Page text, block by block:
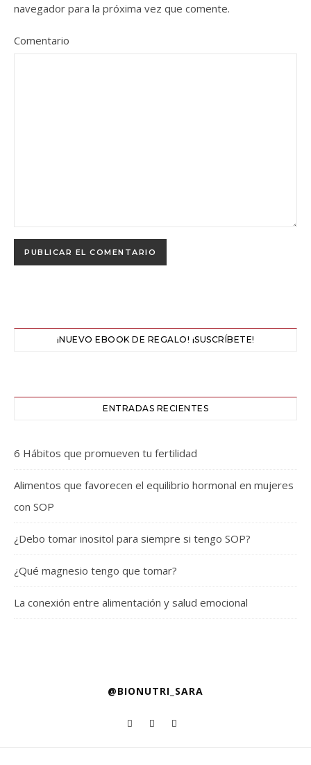
navegador para la próxima vez que comente.
Comentario
¡NUEVO EBOOK DE REGALO! ¡SUSCRÍBETE!
ENTRADAS RECIENTES
6 Hábitos que promueven tu fertilidad
Alimentos que favorecen el equilibrio hormonal en mujeres
con SOP
¿Debo tomar inositol para siempre si tengo SOP?
¿Qué magnesio tengo que tomar?
La conexión entre alimentación y salud emocional
@BIONUTRI_SARA